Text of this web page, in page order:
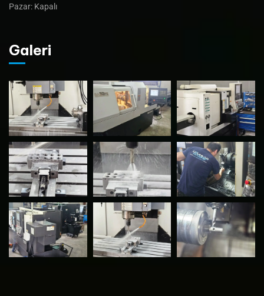
Pazar: Kapalı
Galeri